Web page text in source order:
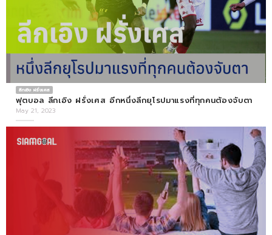
ลีกเอิง ฝรั่งเศส
ฟุตบอล ลีกเอิง ฝรั่งเศส อีกหนึ่งลีกยุโรปมาแรงที่ทุกคนต้องจับตา
May 21, 2023